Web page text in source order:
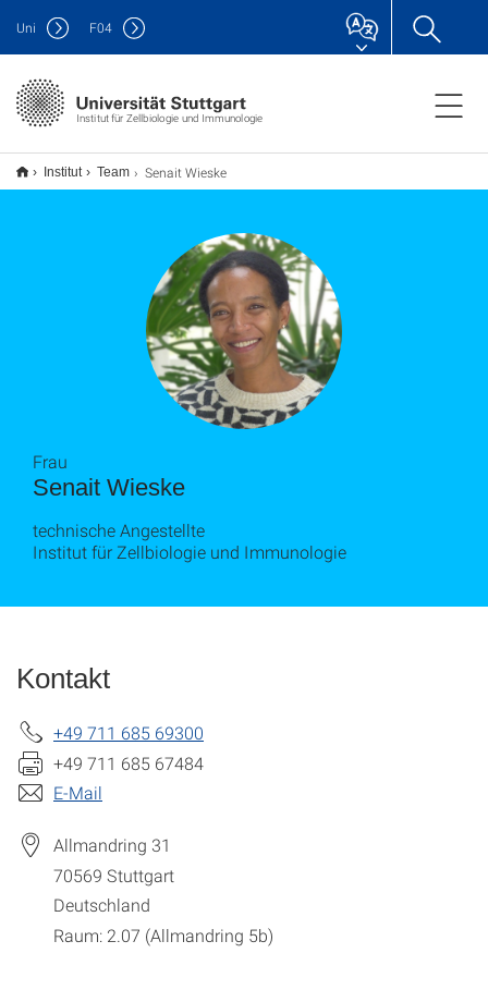
Institut für Zellbiologie und Immunologie
Uni F04
Institut Team Senait Wieske
Senait Wieske
Frau
technische Angestellte
Institut für Zellbiologie und Immunologie
Kontakt
+49 711 685 69300
+49 711 685 67484
E-Mail
Allmandring 31
70569 Stuttgart
Deutschland
Raum: 2.07 (Allmandring 5b)